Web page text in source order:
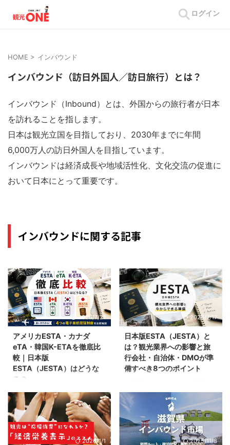
ログイン
HOME > インバウンド
インバウンド（訪日外国人／訪日旅行）とは？
インバウンド（Inbound）とは、外国からの旅行者が日本
を訪れることを指します。
日本は観光立国を目指しており、2030年までに年間
6,000万人の訪日外国人を目指しています。
インバウンドは経済成長や地域活性化、文化交流の促進に
おいて日本にとって重要です。
インバウンドに関する記事
2026/7/21
アメリカESTA・カナダ
eTA・韓国K-ETAを徹底比
較｜日本版
ESTA（JESTA）はどうな
る？
日本版ESTA（JESTA）の導入に
向けた検討が進むなか、「海外で
はどのような制度が導入されてい
るのか？」と気になる方も多いの
ではないでしょうか。 実は、ア
メリカのESTAをはじめ、カナダ
2026/7/17
日本版ESTA（JESTA）と
は？観光業界への影響と旅
行会社・自治体・DMOが準
備すべき8つのポイント
は、単なる入国手続きの変更では
ありません。旅行会社、自治体、
DMO、宿泊施設など、訪日外国
人を受け入れる観光事業者にとっ
ては、旅行者への案内方法や商品
設計、トラブル対応を見直すきっ
2026/1/1 2025/11/8